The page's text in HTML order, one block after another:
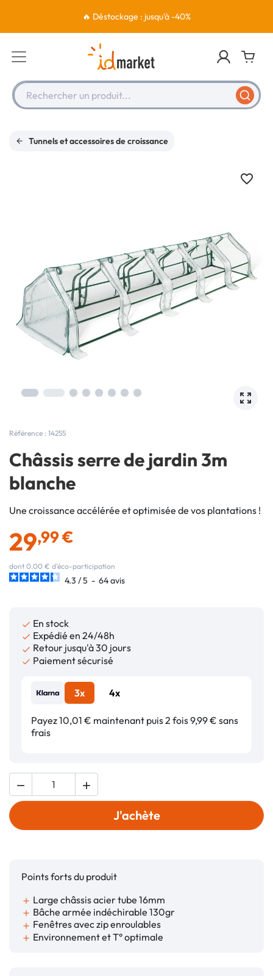
🔥 Déstockage : jusqu'à -40%
Rechercher un produit...
Tunnels et accessoires de croissance
Référence : 14255
Châssis serre de jardin 3m
blanche
Une croissance accélérée et optimisée de vos plantations !
29,99 €
dont 0.00 € d'éco-participation
4.3 /5 - 64avis
 En stock
 Expédié en 24/48h
 Retour jusqu'à 30 jours
 Paiement sécurisé
3x 4x
Payez 10,01 € maintenant puis 2 fois 9,99 € sans
frais
 
J'achète
favorite_border
Points forts du produit
add Large châssis acier tube 16mm
add Bâche armée indéchirable 130gr
add Fenêtres avec zip enroulables
add Environnement et T° optimale